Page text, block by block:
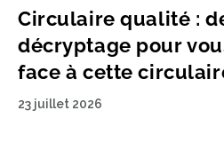
sessions de
accompagner
impactante
PLF